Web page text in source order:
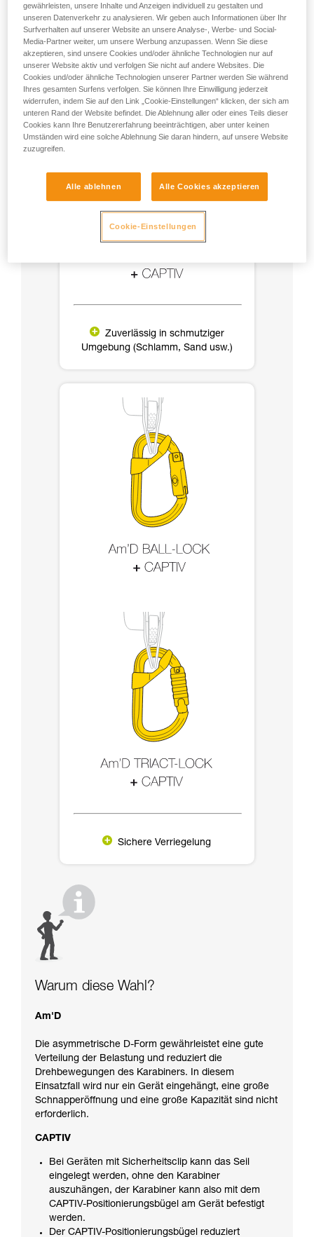
- Verwenden Sie einen Am’D-Karabiner und einen
CAPTIV-Positionierungsbügel.
- Wählen Sie die dem Einsatzzweck entsprechende
Verriegelung.
Zuverlässig in schmutziger
Umgebung (Schlamm, Sand usw.)
Sichere Verriegelung
Warum diese Wahl?
Am'D
Die asymmetrische D-Form gewährleistet eine gute
Verteilung der Belastung und reduziert die
Drehbewegungen des Karabiners. In diesem
Einsatzfall wird nur ein Gerät eingehängt, eine große
Schnapperöffnung und eine große Kapazität sind nicht
erforderlich.
CAPTIV
Bei Geräten mit Sicherheitsclip kann das Seil
eingelegt werden, ohne den Karabiner
auszuhängen, der Karabiner kann also mit dem
CAPTIV-Positionierungsbügel am Gerät befestigt
werden.
Der CAPTIV-Positionierungsbügel reduziert
gewährleisten, unsere Inhalte und Anzeigen individuell zu gestalten und
unseren Datenverkehr zu analysieren. Wir geben auch Informationen über Ihr
Surfverhalten auf unserer Website an unsere Analyse-, Werbe- und Social-
Media-Partner weiter, um unsere Werbung anzupassen. Wenn Sie diese
akzeptieren, sind unsere Cookies und/oder ähnliche Technologien nur auf
unserer Website aktiv und verfolgen Sie nicht auf andere Websites. Die
Cookies und/oder ähnliche Technologien unserer Partner werden Sie während
Ihres gesamten Surfens verfolgen. Sie können Ihre Einwilligung jederzeit
widerrufen, indem Sie auf den Link „Cookie-Einstellungen“ klicken, der sich am
unteren Rand der Website befindet. Die Ablehnung aller oder eines Teils dieser
Cookies kann Ihre Benutzererfahrung beeinträchtigen, aber unter keinen
Umständen wird eine solche Ablehnung Sie daran hindern, auf unsere Website
zuzugreifen.
Alle ablehnen Alle Cookies akzeptieren
Cookie-Einstellungen